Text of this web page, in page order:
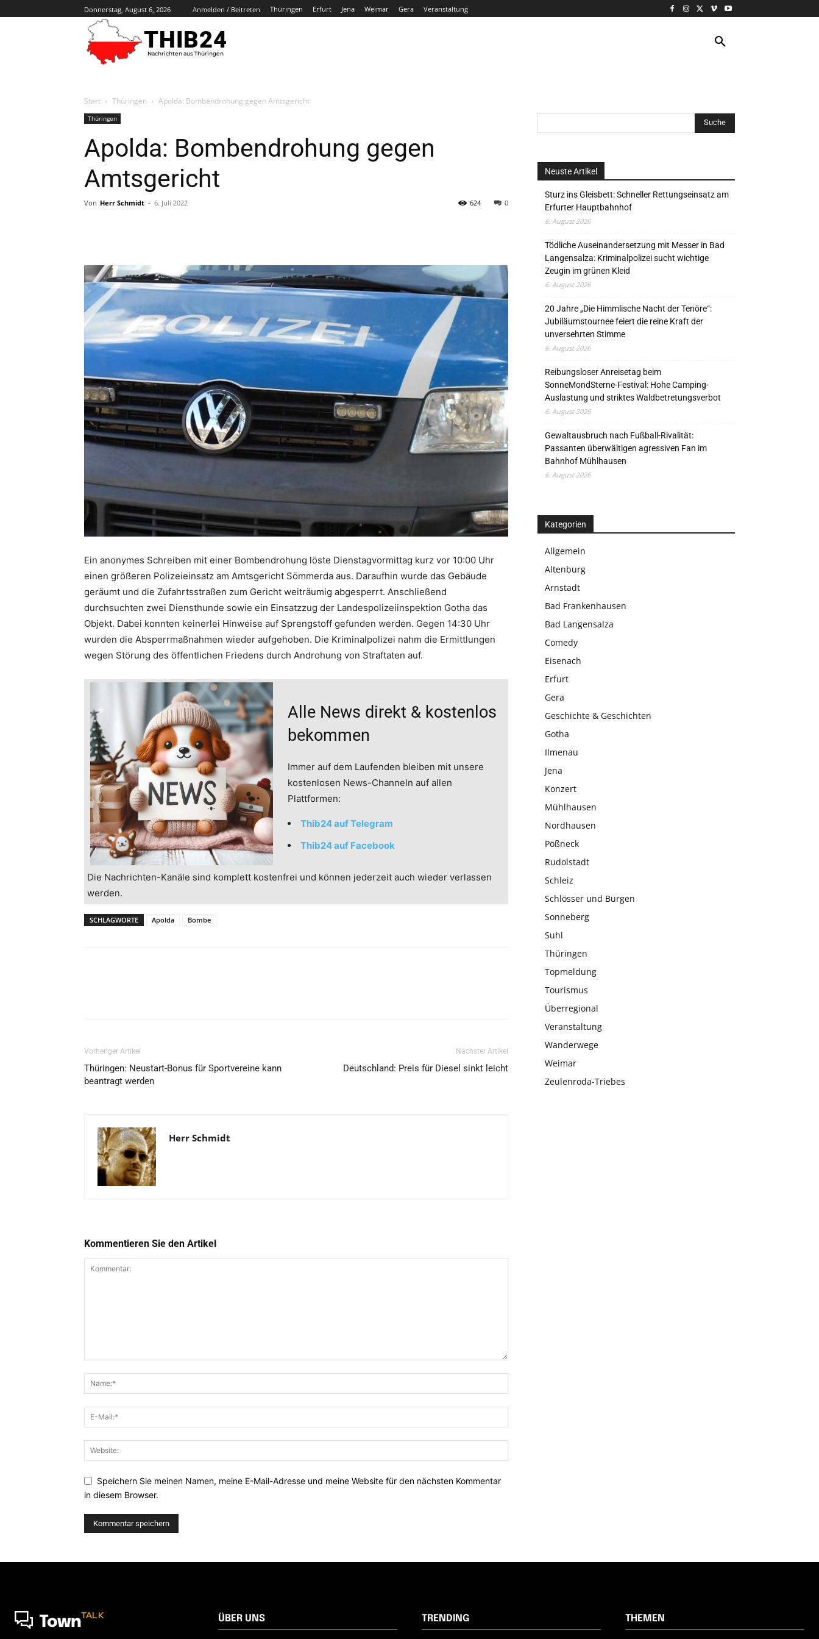
Donnerstag, August 6, 2026 Anmelden / Beitreten Thüringen Erfurt Jena Weimar Gera Veranstaltung
THIB24
Nachrichten aus Thüringen
Start Thüringen Apolda: Bombendrohung gegen Amtsgericht
Thüringen
Apolda: Bombendrohung gegen
Amtsgericht
Von Herr Schmidt - 6. Juli 2022 0
624
Ein anonymes Schreiben mit einer Bombendrohung löste Dienstagvormittag kurz vor 10:00 Uhr
einen größeren Polizeieinsatz am Amtsgericht Sömmerda aus. Daraufhin wurde das Gebäude
geräumt und die Zufahrtsstraßen zum Gericht weiträumig abgesperrt. Anschließend
durchsuchten zwei Diensthunde sowie ein Einsatzzug der Landespolizeiinspektion Gotha das
Objekt. Dabei konnten keinerlei Hinweise auf Sprengstoff gefunden werden. Gegen 14:30 Uhr
wurden die Absperrmaßnahmen wieder aufgehoben. Die Kriminalpolizei nahm die Ermittlungen
wegen Störung des öffentlichen Friedens durch Androhung von Straftaten auf.
Alle News direkt & kostenlos
bekommen
Immer auf dem Laufenden bleiben mit unsere
kostenlosen News-Channeln auf allen
Plattformen:
Thib24 auf Telegram
Thib24 auf Facebook
Die Nachrichten-Kanäle sind komplett kostenfrei und können jederzeit auch wieder verlassen
werden.
SCHLAGWORTE Apolda Bombe
Vorheriger Artikel
Thüringen: Neustart-Bonus für Sportvereine kann
beantragt werden
Nächster Artikel
Deutschland: Preis für Diesel sinkt leicht
Herr Schmidt
Kommentieren Sie den Artikel
Speichern Sie meinen Namen, meine E-Mail-Adresse und meine Website für den nächsten Kommentar
in diesem Browser.
Neuste Artikel
Sturz ins Gleisbett: Schneller Rettungseinsatz am
Erfurter Hauptbahnhof
6. August 2026
Tödliche Auseinandersetzung mit Messer in Bad
Langensalza: Kriminalpolizei sucht wichtige
Zeugin im grünen Kleid
6. August 2026
20 Jahre „Die Himmlische Nacht der Tenöre“:
Jubiläumstournee feiert die reine Kraft der
unversehrten Stimme
6. August 2026
Reibungsloser Anreisetag beim
SonneMondSterne-Festival: Hohe Camping-
Auslastung und striktes Waldbetretungsverbot
6. August 2026
Gewaltausbruch nach Fußball-Rivalität:
Passanten überwältigen agressiven Fan im
Bahnhof Mühlhausen
6. August 2026
Kategorien
Allgemein
Altenburg
Arnstadt
Bad Frankenhausen
Bad Langensalza
Comedy
Eisenach
Erfurt
Gera
Geschichte & Geschichten
Gotha
Ilmenau
Jena
Konzert
Mühlhausen
Nordhausen
Pößneck
Rudolstadt
Schleiz
Schlösser und Burgen
Sonneberg
Suhl
Thüringen
Topmeldung
Tourismus
Überregional
Veranstaltung
Wanderwege
Weimar
Zeulenroda-Triebes
TownTALK ÜBER UNS TRENDING THEMEN